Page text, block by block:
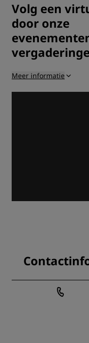
Volg een
door onze
Meer informatie